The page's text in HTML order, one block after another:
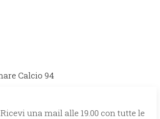
Calcio 94
una mail alle 19.00 con tutte le